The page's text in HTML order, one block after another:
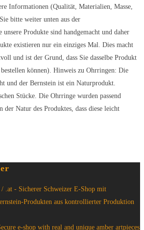
Informationen (Qualität, Materialien, Masse,
bitte weiter unten aus der
Produkte sind handgemacht und daher
existieren nur ein einziges Mal. Dies macht
und ist der Grund, dass Sie dasselbe Produkt
können). Hinweis zu Ohrringen: Die
und der Bernstein ist ein Naturprodukt.
Stücke. Die Ohrringe wurden passend
der Natur des Produktes, dass diese leicht
.at - Sicherer Schweizer E-Shop mit
Produkten aus kontrollierter Produktion
e-shop with real and unique amber artpieces